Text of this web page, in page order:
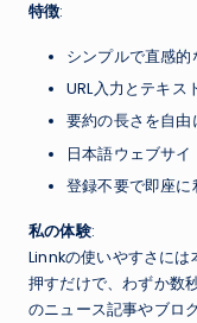
特徴:
シンプルで直感
URL入力とテキス
要約の長さを自由
日本語ウェブサ
登録不要で即座に
私の体験:
Linnkの使いやすさには
押すだけで、わずか数
のニュース記事やブロ